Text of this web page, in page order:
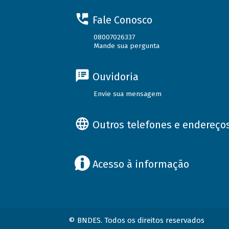
Fale Conosco
08007026337
Mande sua pergunta
Ouvidoria
Envie sua mensagem
Outros telefones e
Acesso à informação
© BNDES. Todos os direitos reservados